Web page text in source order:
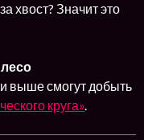
хвост? Значит это
выше смогут добыть
круга».